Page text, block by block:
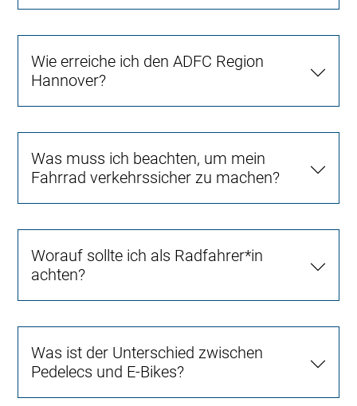
Wie erreiche ich den ADFC Region
Hannover?
Was muss ich beachten, um mein
Fahrrad verkehrssicher zu machen?
Worauf sollte ich als Radfahrer*in
achten?
Was ist der Unterschied zwischen
Pedelecs und E-Bikes?